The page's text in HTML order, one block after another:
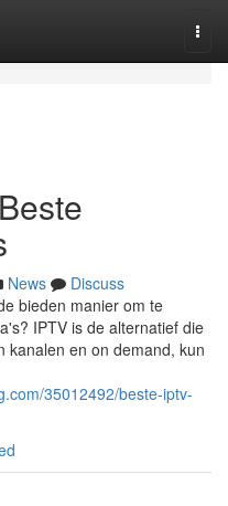
News
Discuss
bieden manier om te
IPTV is de alternatief die
kanalen en on demand, kun
35012492/beste-iptv-